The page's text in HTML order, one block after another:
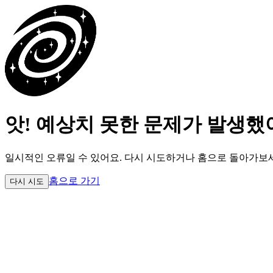
앗! 예상치 못한 문제가 발생했
일시적인 오류일 수 있어요. 다시 시도하거나 홈으로 돌아가보
다시 시도 홈으로 가기